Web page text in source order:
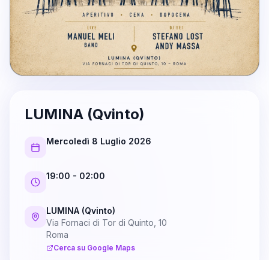
LUMINA (Qvinto)
Mercoledì 8 Luglio 2026
19:00 - 02:00
LUMINA (Qvinto)
Via Fornaci di Tor di Quinto, 10
Roma
Cerca su Google Maps